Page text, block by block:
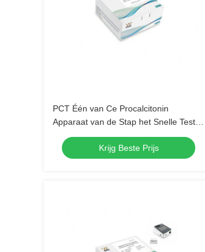
PCT Één van Ce Procalcitonin
Apparaat van de Stap het Snelle Test
met Fluorescentieimmunoassay
Analisator
Krijg Beste Prijs